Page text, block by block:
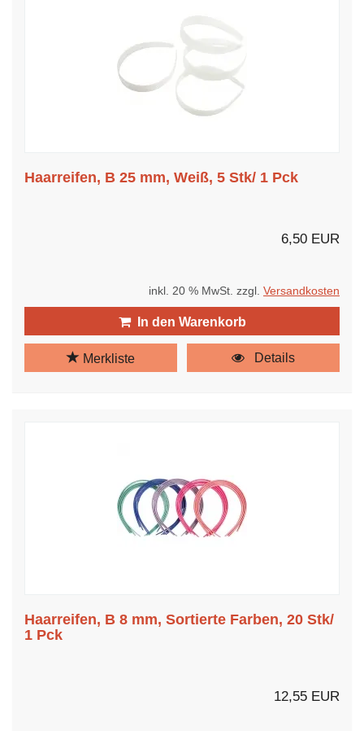
Haarreifen, B 25 mm, Weiß, 5 Stk/ 1 Pck
6,50 EUR
inkl. 20 % MwSt. zzgl. Versandkosten
In den Warenkorb
Merkliste Details
Haarreifen, B 8 mm, Sortierte Farben, 20 Stk/
1 Pck
12,55 EUR